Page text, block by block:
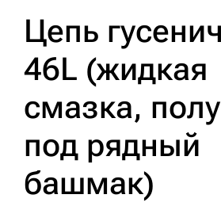
Цепь
46L (жидкая
смазка,
под рядный
башмак)
Информация
Контакты
3D тур по производству
3D тур по складам
sksale@skdst.ru